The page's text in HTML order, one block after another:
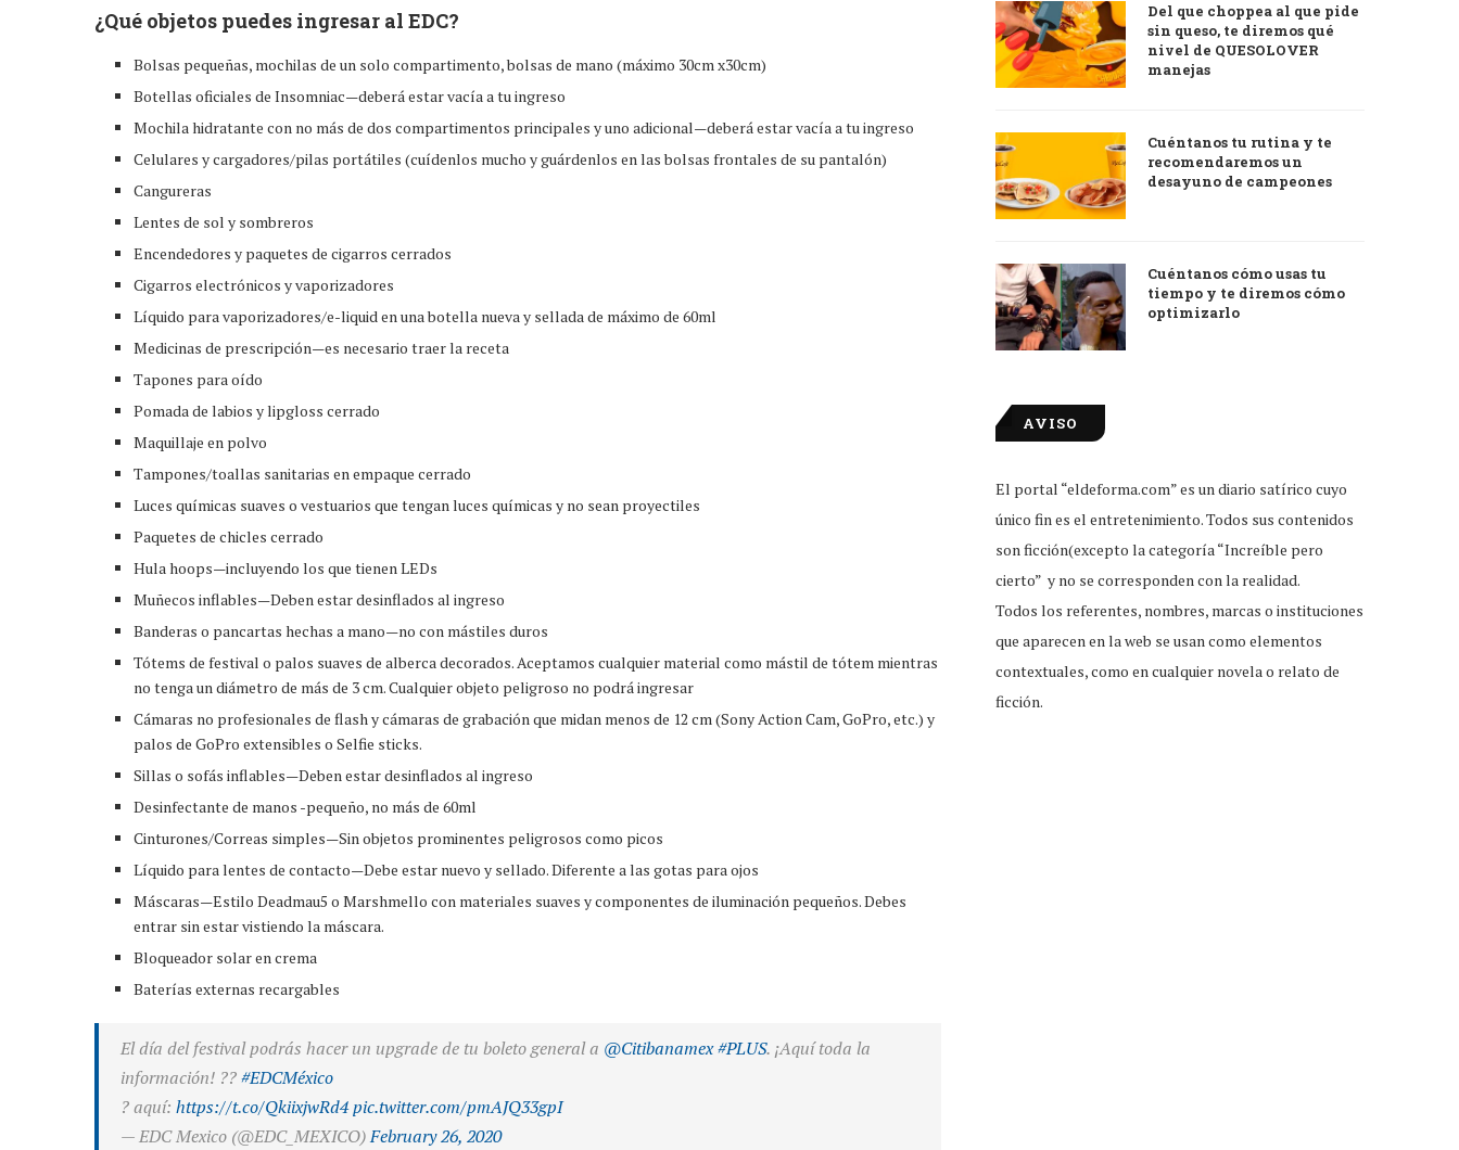
¿Qué objetos puedes ingresar al EDC?
Bolsas pequeñas, mochilas de un solo compartimento, bolsas de mano (máximo 30cm x30cm)
Botellas oficiales de Insomniac—deberá estar vacía a tu ingreso
Mochila hidratante con no más de dos compartimentos principales y uno adicional—deberá estar vacía a tu ingreso
Celulares y cargadores/pilas portátiles (cuídenlos mucho y guárdenlos en las bolsas frontales de su pantalón)
Cangureras
Lentes de sol y sombreros
Encendedores y paquetes de cigarros cerrados
Cigarros electrónicos y vaporizadores
Líquido para vaporizadores/e-liquid en una botella nueva y sellada de máximo de 60ml
Medicinas de prescripción—es necesario traer la receta
Tapones para oído
Pomada de labios y lipgloss cerrado
Maquillaje en polvo
Tampones/toallas sanitarias en empaque cerrado
Luces químicas suaves o vestuarios que tengan luces químicas y no sean proyectiles
Paquetes de chicles cerrado
Hula hoops—incluyendo los que tienen LEDs
Muñecos inflables—Deben estar desinflados al ingreso
Banderas o pancartas hechas a mano—no con mástiles duros
Tótems de festival o palos suaves de alberca decorados. Aceptamos cualquier material como mástil de tótem mientras
no tenga un diámetro de más de 3 cm. Cualquier objeto peligroso no podrá ingresar
Cámaras no profesionales de flash y cámaras de grabación que midan menos de 12 cm (Sony Action Cam, GoPro, etc.) y
palos de GoPro extensibles o Selfie sticks.
Sillas o sofás inflables—Deben estar desinflados al ingreso
Desinfectante de manos -pequeño, no más de 60ml
Cinturones/Correas simples—Sin objetos prominentes peligrosos como picos
Líquido para lentes de contacto—Debe estar nuevo y sellado. Diferente a las gotas para ojos
Máscaras—Estilo Deadmau5 o Marshmello con materiales suaves y componentes de iluminación pequeños. Debes
entrar sin estar vistiendo la máscara.
Bloqueador solar en crema
Baterías externas recargables
El día del festival podrás hacer un upgrade de tu boleto general a @Citibanamex#PLUS. ¡Aquí toda la
información! ??#EDCMéxico
? aquí: https://t.co/QkiixjwRd4pic.twitter.com/pmAJQ33gpI
— EDC Mexico (@EDC_MEXICO)February 26, 2020
Del que choppea al que pide
sin queso, te diremos qué
nivel de QUESOLOVER
manejas
Cuéntanos tu rutina y te
recomendaremos un
desayuno de campeones
Cuéntanos cómo usas tu
tiempo y te diremos cómo
optimizarlo
AVISO
El portal “eldeforma.com” es un diario satírico cuyo
único fin es el entretenimiento. Todos sus contenidos
son ficción(excepto la categoría “Increíble pero
cierto” y no se corresponden con la realidad.
Todos los referentes, nombres, marcas o instituciones
que aparecen en la web se usan como elementos
contextuales, como en cualquier novela o relato de
ficción.